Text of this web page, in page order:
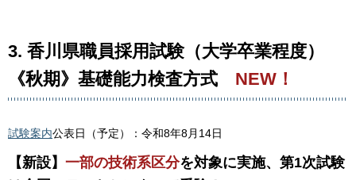
3. 香川県職員採用試験（大学卒業程度）
《秋期》基礎能力検査方式 NEW！
試験案内公表日（予定）：令和8年8月14日
【新設】 一部の技術系区分を対象に実施、第1次試験